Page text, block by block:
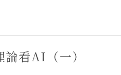
看AI（一）